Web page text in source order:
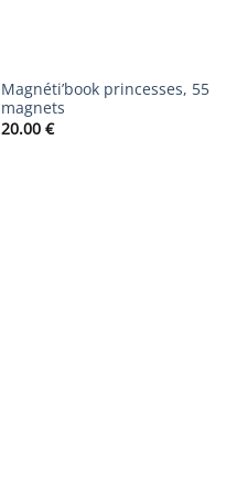
Magnéti’book princesses, 55
magnets
20.00 €